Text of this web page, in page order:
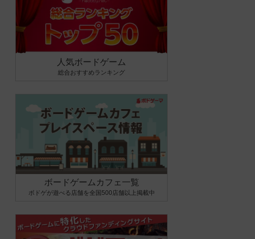
人気ボードゲーム
総合おすすめランキング
ボードゲームカフェ一覧
ボドゲが遊べる店舗を全国500店舗以上掲載中